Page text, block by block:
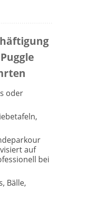
oder
auf
bei
Bälle,